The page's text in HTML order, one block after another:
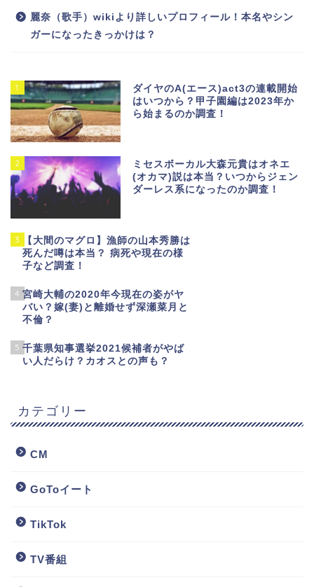
麗奈（歌手）wikiより詳しいプロフィール！本名やシン
ガーになったきっかけは？
1
ダイヤのA(エース)act3の連載開始
はいつから？甲子園編は2023年か
ら始まるのか調査！
2
ミセスボーカル大森元貴はオネエ
(オカマ)説は本当？いつからジェン
ダーレス系になったのか調査！
3
【大間のマグロ】漁師の山本秀勝は
死んだ噂は本当？ 病死や現在の様
子など調査！
4 宮崎大輔の2020年今現在の姿がヤ
バい？嫁(妻)と離婚せず深瀬菜月と
不倫？
5 千葉県知事選挙2021候補者がやば
い人だらけ？カオスとの声も？
カテゴリー
CM
GoToイート
TikTok
TV番組